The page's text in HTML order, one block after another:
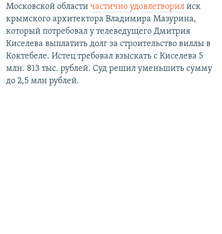
Московской области частично удовлетворил иск
крымского архитектора Владимира Мазурина,
который потребовал у телеведущего Дмитрия
Киселева выплатить долг за строительство виллы в
Коктебеле. Истец требовал взыскать с Киселева 5
млн. 813 тыс. рублей. Суд решил уменьшить сумму
до 2,5 млн рублей.